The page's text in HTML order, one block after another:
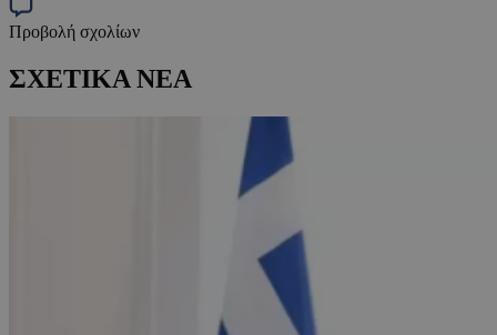
Προβολή σχολίων
ΣΧΕΤΙΚΑ ΝΕΑ